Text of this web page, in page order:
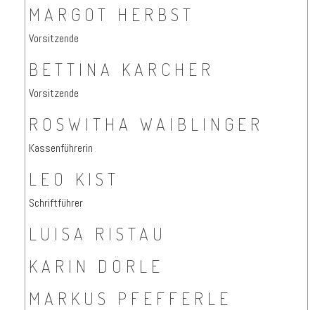
MARGOT HERBST
Vorsitzende
BETTINA KARCHER
Vorsitzende
ROSWITHA WAIBLINGER
Kassenführerin
LEO KIST
Schriftführer
LUISA RISTAU
KARIN DÖRLE
MARKUS PFEFFERLE